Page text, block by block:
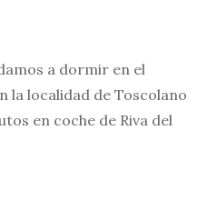
a dormir en el
la localidad de Toscolano
en coche de Riva del